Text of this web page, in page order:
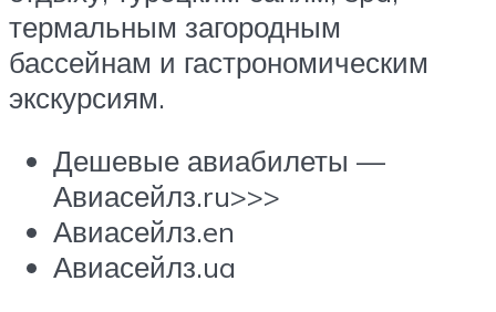
термальным загородным
бассейнам и гастрономическим
экскурсиям.
Дешевые авиабилеты —
Авиасейлз.ru>>>
Авиасейлз.en
Авиасейлз.ua